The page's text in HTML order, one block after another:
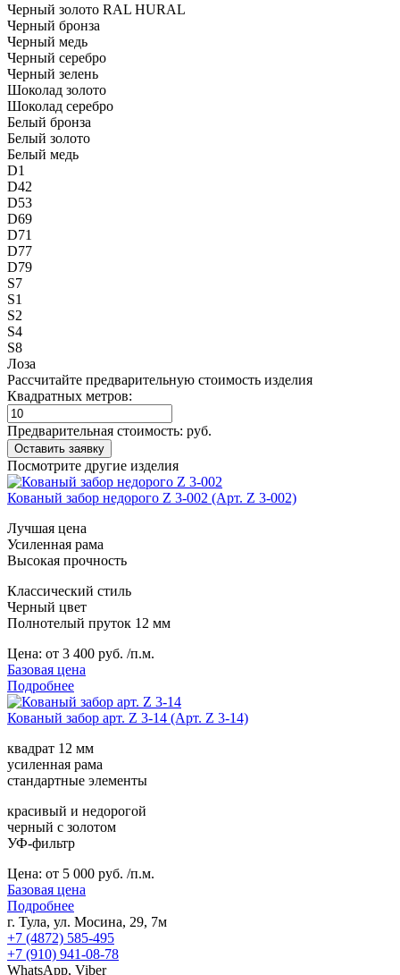
Черный золото RAL HURAL
Черный бронза
Черный медь
Черный серебро
Черный зелень
Шоколад золото
Шоколад серебро
Белый бронза
Белый золото
Белый медь
D1
D42
D53
D69
D71
D77
D79
S7
S1
S2
S4
S8
Лоза
Рассчитайте предварительную стоимость изделия
Квадратных метров:
Предварительная стоимость: руб.
Посмотрите другие изделия
Кованый забор недорого Z 3-002 (Арт. Z 3-002)
Лучшая цена
Усиленная рама
Высокая прочность
Классический стиль
Черный цвет
Полнотелый пруток 12 мм
Цена: от 3 400 руб. /п.м.
Базовая цена
Подробнее
Кованый забор арт. Z 3-14 (Арт. Z 3-14)
квадрат 12 мм
усиленная рама
стандартные элементы
красивый и недорогой
черный с золотом
УФ-фильтр
Цена: от 5 000 руб. /п.м.
Базовая цена
Подробнее
г. Тула, ул. Мосина, 29, 7м
+7 (4872) 585-495
+7 (910) 941-08-78
WhatsApp, Viber